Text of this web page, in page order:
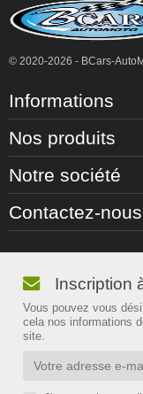
© 2020-2026 - BCars-
Informations
Nos produits
Notre société
Contactez-nous
Inscription
Vous pouvez vous
cela nos informations
site.